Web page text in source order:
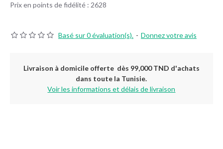
Basé sur 0 évaluation(s). - Donnez votre avis
Prix en points de fidélité : 2628
Livraison à domicile offerte dès 99,000 TND d'achats
dans toute la Tunisie.
Voir les informations et délais de livraison